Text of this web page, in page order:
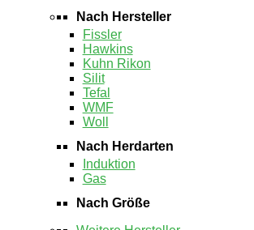
Nach Hersteller
Fissler
Hawkins
Kuhn Rikon
Silit
Tefal
WMF
Woll
Nach Herdarten
Induktion
Gas
Nach Größe